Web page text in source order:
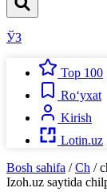
ЎЗ
Top 100
Ro‘yxat
Kirish
Lotin.uz
Bosh sahifa / Ch /
Izoh.uz saytida